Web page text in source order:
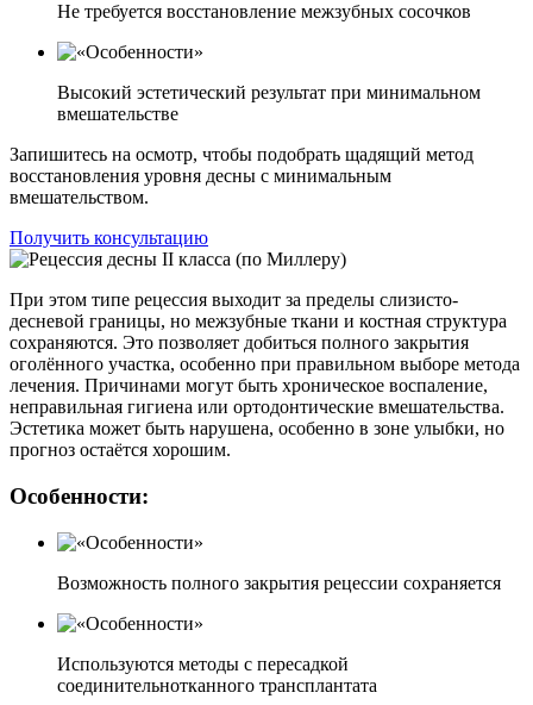
Не требуется восстановление межзубных сосочков
Высокий эстетический результат при минимальном
вмешательстве
Запишитесь на осмотр, чтобы подобрать щадящий метод
восстановления уровня десны с минимальным
вмешательством.
Получить консультацию
При этом типе рецессия выходит за пределы слизисто-
десневой границы, но межзубные ткани и костная структура
сохраняются. Это позволяет добиться полного закрытия
оголённого участка, особенно при правильном выборе метода
лечения. Причинами могут быть хроническое воспаление,
неправильная гигиена или ортодонтические вмешательства.
Эстетика может быть нарушена, особенно в зоне улыбки, но
прогноз остаётся хорошим.
Особенности:
Возможность полного закрытия рецессии сохраняется
Используются методы с пересадкой
соединительнотканного трансплантата